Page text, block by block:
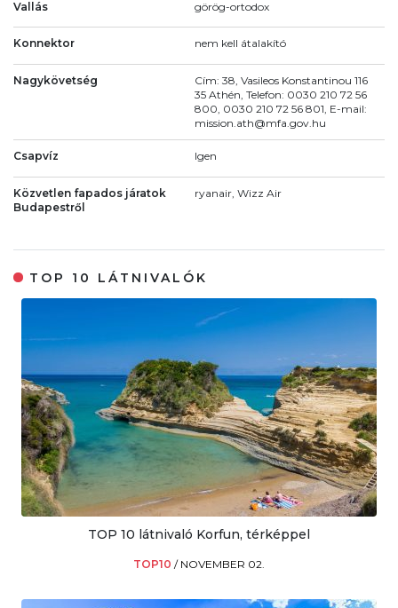
Vallás görög-ortodox
Konnektor nem kell átalakító
Nagykövetség
Cím: 38, Vasileos Konstantinou 116
35 Athén, Telefon: 0030 210 72 56
800, 0030 210 72 56 801, E-mail:
mission.ath@mfa.gov.hu
Csapvíz Igen
Közvetlen fapados járatok
Budapestről
ryanair, Wizz Air
TOP 10 LÁTNIVALÓK
TOP 10 látnivaló Korfun, térképpel
TOP10 / NOVEMBER 02.